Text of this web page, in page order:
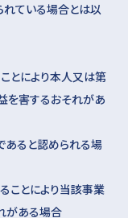
れている場合とは以
とにより本人又は第
を害するおそれがあ
ると認められる場
ことにより当該事業
がある場合